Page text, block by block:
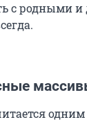
с родными